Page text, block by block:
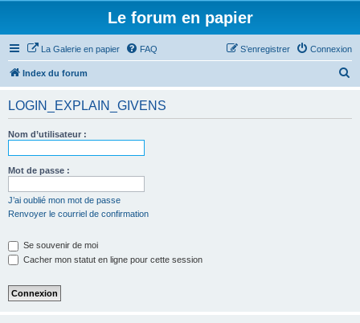
Le forum en papier
La Galerie en papier FAQ Connexion
S’enregistrer
Index du forum
LOGIN_EXPLAIN_GIVENS
Nom d’utilisateur :
Mot de passe :
J’ai oublié mon mot de passe
Renvoyer le courriel de confirmation
Se souvenir de moi
Cacher mon statut en ligne pour cette session